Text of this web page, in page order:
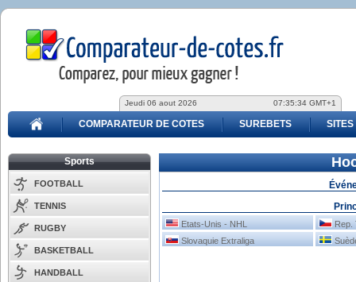
Jeudi 06 aout 2026 07:35:34 GMT+1
COMPARATEUR DE COTES SUREBETS SITES
Sports
FOOTBALL
TENNIS
RUGBY
BASKETBALL
HANDBALL
Etats-Unis - NHL
Rep.
Slovaquie Extraliga